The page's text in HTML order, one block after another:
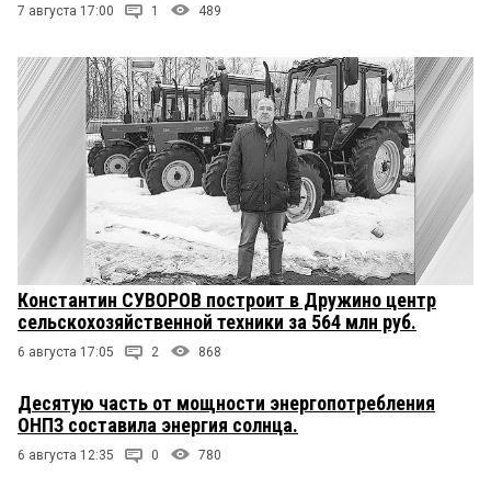
7 августа 17:00 1 489
Константин СУВОРОВ построит в Дружино центр
сельскохозяйственной техники за 564 млн руб.
6 августа 17:05 2 868
Десятую часть от мощности энергопотребления
ОНПЗ составила энергия солнца.
6 августа 12:35 0 780